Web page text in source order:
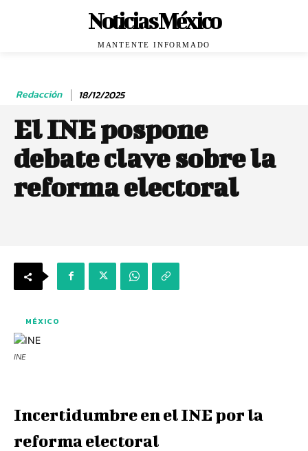
Noticias México
MANTENTE INFORMADO
Redacción 18/12/2025
El INE pospone
debate clave sobre la
reforma electoral
MÉXICO
INE
Incertidumbre en el INE por la
reforma electoral